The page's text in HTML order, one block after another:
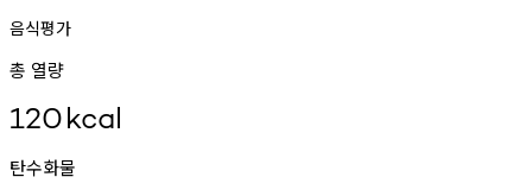
음식평가
총 열량
120kcal
탄수화물